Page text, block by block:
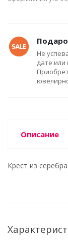
Не
дате или
Описание
Крест из